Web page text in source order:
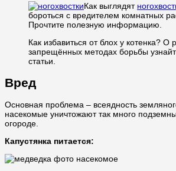
Как выглядят
бороться с вредителем комнатных
Прочтите полезную информацию.
Как избавиться от блох у котенка? О
запрещённых методах борьбы
статьи.
Вред
Основная проблема – всеядность
насекомые уничтожают так много
огороде.
Капустянка питается: